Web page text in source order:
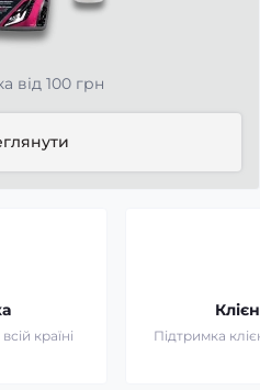
від 100 грн
країні Підтримка